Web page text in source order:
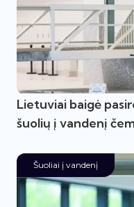
Lietuviai baigė
šuolių į vandenį
Šuoliai į vandenį